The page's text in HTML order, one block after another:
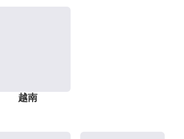
越南